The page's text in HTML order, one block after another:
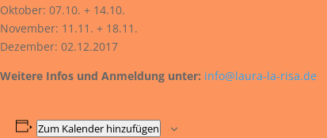
Oktober: 07.10. + 14.10.
November: 11.11. + 18.11.
Dezember: 02.12.2017
Weitere Infos und Anmeldung unter: info@laura-la-risa.de
Zum Kalender hinzufügen